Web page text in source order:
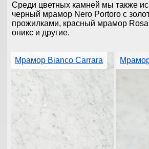
Среди цветных камней мы также
черный мрамор Nero Portoro с
прожилками, красный мрамор
оникс и другие.
Мрамор Bianco Carrara